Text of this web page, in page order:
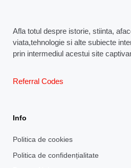
Afla totul despre istorie, stiinta,
viata,tehnologie si alte subiecte
prin intermediul acestui site
Referral Codes
Info
Politica de cookies
Politica de confidențialitate